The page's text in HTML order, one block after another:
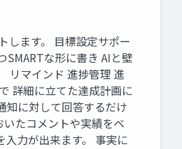
します。 目標設定サポー
SMARTな形に書き AIと壁
リマインド 進捗管理 進
詳細に立てた達成計画に
知に対して回答するだけ
たコメントや実績をベ
力が出来ます。 事実に